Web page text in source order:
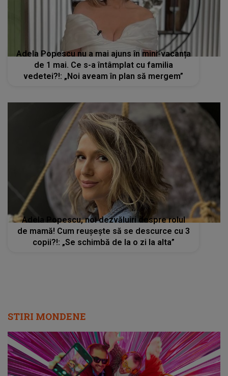
Adela Popescu nu a mai ajuns în mini-vacanța
de 1 mai. Ce s-a întâmplat cu familia
vedetei?!: „Noi aveam în plan să mergem”
Adela Popescu, noi dezvăluiri despre rolul
de mamă! Cum reușește să se descurce cu 3
copii?!: „Se schimbă de la o zi la alta”
STIRI MONDENE